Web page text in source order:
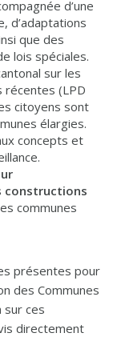
d’une
d’adaptations
que des
lois spéciales.
sur les
récentes (LPD
citoyens sont
élargies.
concepts et
constructions
communes
présentes pour
des Communes
sur ces
directement